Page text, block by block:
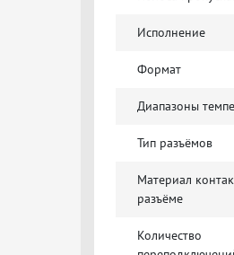
Исполнение
Формат
Диапазоны
Тип разъёмов
Материал
разъёме
Количество